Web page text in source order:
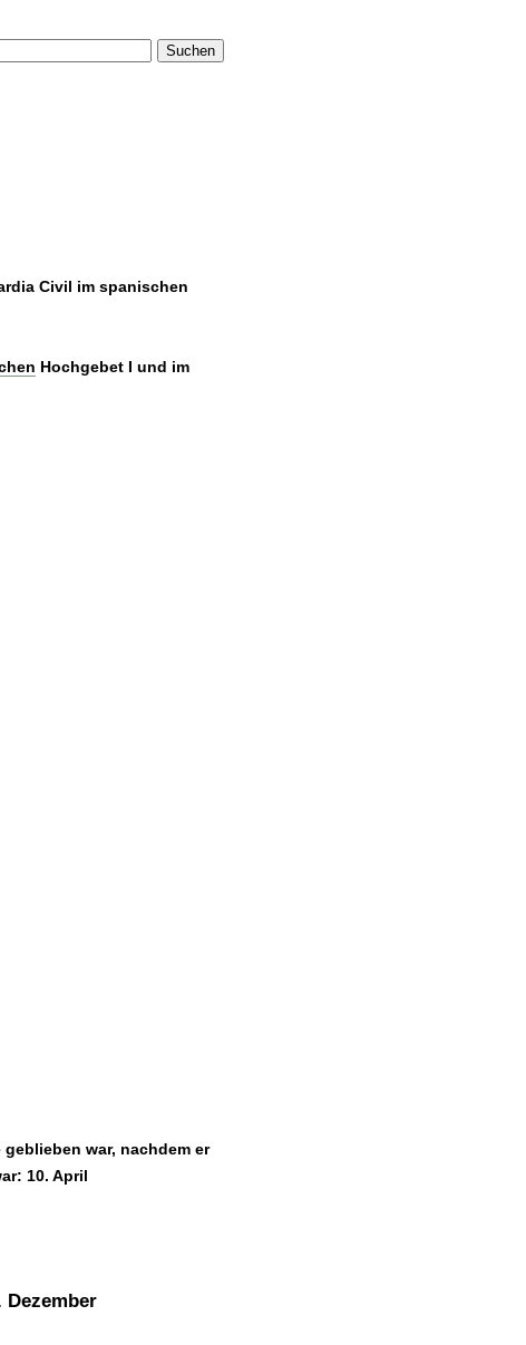
Suchen
Civil im spanischen
Hochgebet I und im
war, nachdem er
10. April